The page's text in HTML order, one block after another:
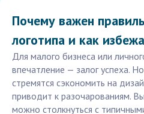
Почему важен
логотипа и как
Для малого бизнеса или
впечатление — залог успеха.
стремятся сэкономить на
приводит к разочарованиям.
можно столкнуться с